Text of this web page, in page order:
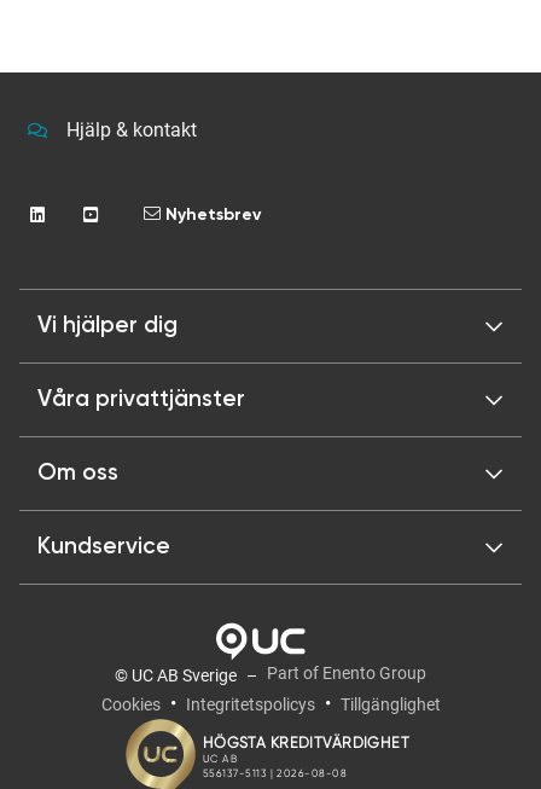
Hjälp & kontakt
Nyhetsbrev
Vi hjälper dig
Våra privattjänster
Om oss
Kundservice
© UC AB Sverige
Part of Enento Group
Cookies
Integritetspolicys Tillgänglighet